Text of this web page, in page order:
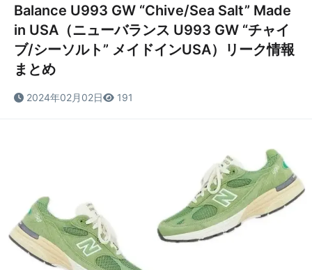
Balance U993 GW “Chive/Sea Salt” Made
in USA（ニューバランス U993 GW “チャイ
ブ/シーソルト” メイドインUSA）リーク情報
まとめ
2024年02月02日 191